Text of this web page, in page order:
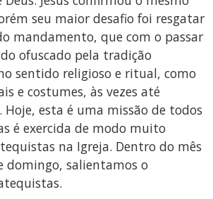
seu maior desafio foi resgatar
mandamento, que com o passar
ofuscado pela tradição
sentido religioso e ritual, como
e costumes, às vezes até
esta é uma missão de todos
é exercida de modo muito
na Igreja. Dentro do mês
domingo, salientamos o